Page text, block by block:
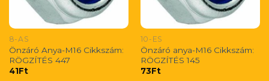
8-AS
Önzáró Anya-M16 Cikkszám:
RÖGZÍTÉS 447
41Ft
10-ES
Önzáró anya-M16 Cikkszám:
RÖGZÍTÉS 145
73Ft